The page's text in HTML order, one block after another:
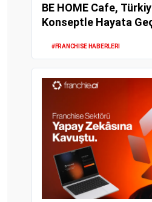
BE HOME Cafe,
Konseptle Hayata
#FRANCHISE HABERLERI